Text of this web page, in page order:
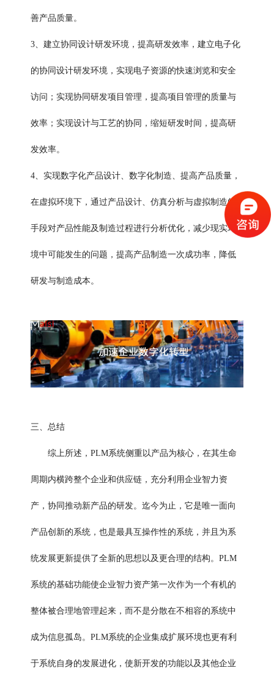
善产品质量。
3、建立协同设计研发环境，提高研发效率，建立电子化
的协同设计研发环境，实现电子资源的快速浏览和安全
访问；实现协同研发项目管理，提高项目管理的质量与
效率；实现设计与工艺的协同，缩短研发时间，提高研
发效率。
4、实现数字化产品设计、数字化制造、提高产品质量，
在虚拟环境下，通过产品设计、仿真分析与虚拟制造的
手段对产品性能及制造过程进行分析优化，减少现实环
境中可能发生的问题，提高产品制造一次成功率，降低
研发与制造成本。
三、总结
综上所述，PLM系统侧重以产品为核心，在其生命
周期内横跨整个企业和供应链，充分利用企业智力资
产，协同推动新产品的研发。迄今为止，它是唯一面向
产品创新的系统，也是最具互操作性的系统，并且为系
统发展更新提供了全新的思想以及更合理的结构。PLM
系统的基础功能使企业智力资产第一次作为一个有机的
整体被合理地管理起来，而不是分散在不相容的系统中
成为信息孤岛。PLM系统的企业集成扩展环境也更有利
于系统自身的发展进化，使新开发的功能以及其他企业